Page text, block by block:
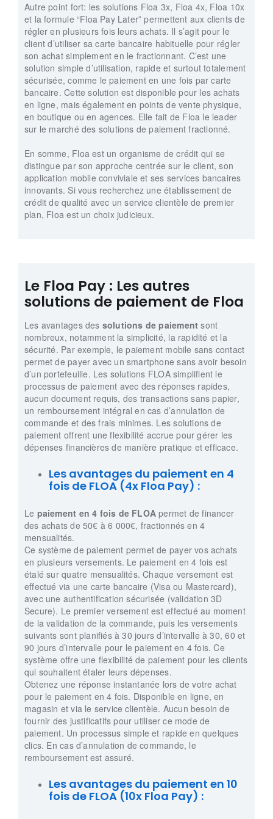
Autre point fort: les solutions Floa 3x, Floa 4x, Floa 10x
et la formule “Floa Pay Later” permettent aux clients de
régler en plusieurs fois leurs achats. Il s’agit pour le
client d’utiliser sa carte bancaire habituelle pour régler
son achat simplement en le fractionnant. C’est une
solution simple d’utilisation, rapide et surtout totalement
sécurisée, comme le paiement en une fois par carte
bancaire. Cette solution est disponible pour les achats
en ligne, mais également en points de vente physique,
en boutique ou en agences. Elle fait de Floa le leader
sur le marché des solutions de paiement fractionné.
En somme, Floa est un organisme de crédit qui se
distingue par son approche centrée sur le client, son
application mobile conviviale et ses services bancaires
innovants. Si vous recherchez une établissement de
crédit de qualité avec un service clientèle de premier
plan, Floa est un choix judicieux.
Le Floa Pay : Les autres
solutions de paiement de Floa
Les avantages des solutions de paiement sont
nombreux, notamment la simplicité, la rapidité et la
sécurité. Par exemple, le paiement mobile sans contact
permet de payer avec un smartphone sans avoir besoin
d’un portefeuille. Les solutions FLOA simplifient le
processus de paiement avec des réponses rapides,
aucun document requis, des transactions sans papier,
un remboursement intégral en cas d’annulation de
commande et des frais minimes. Les solutions de
paiement offrent une flexibilité accrue pour gérer les
dépenses financières de manière pratique et efficace.
Les avantages du paiement en 4
fois de FLOA (4x Floa Pay) :
Le paiement en 4 fois de FLOA permet de financer
des achats de 50€ à 6 000€, fractionnés en 4
mensualités.
Ce système de paiement permet de payer vos achats
en plusieurs versements. Le paiement en 4 fois est
étalé sur quatre mensualités. Chaque versement est
effectué via une carte bancaire (Visa ou Mastercard),
avec une authentification sécurisée (validation 3D
Secure). Le premier versement est effectué au moment
de la validation de la commande, puis les versements
suivants sont planifiés à 30 jours d’intervalle à 30, 60 et
90 jours d’intervalle pour le paiement en 4 fois. Ce
système offre une flexibilité de paiement pour les clients
qui souhaitent étaler leurs dépenses.
Obtenez une réponse instantanée lors de votre achat
pour le paiement en 4 fois. Disponible en ligne, en
magasin et via le service clientèle. Aucun besoin de
fournir des justificatifs pour utiliser ce mode de
paiement. Un processus simple et rapide en quelques
clics. En cas d’annulation de commande, le
remboursement est assuré.
Les avantages du paiement en 10
fois de FLOA (10x Floa Pay) :